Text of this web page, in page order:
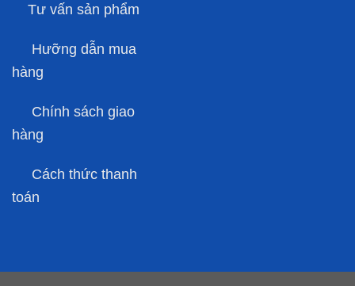
Tư vấn sản phẩm
Hưỡng dẫn mua
hàng
Chính sách giao
hàng
Cách thức thanh
toán